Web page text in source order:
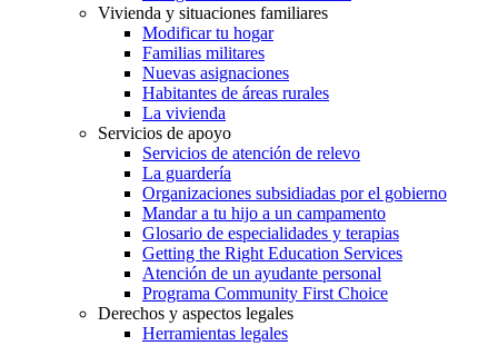
Vivienda y situaciones familiares
Modificar tu hogar
Familias militares
Nuevas asignaciones
Habitantes de áreas rurales
La vivienda
Servicios de apoyo
Servicios de atención de relevo
La guardería
Organizaciones subsidiadas por el gobierno
Mandar a tu hijo a un campamento
Glosario de especialidades y terapias
Getting the Right Education Services
Atención de un ayudante personal
Programa Community First Choice
Derechos y aspectos legales
Herramientas legales